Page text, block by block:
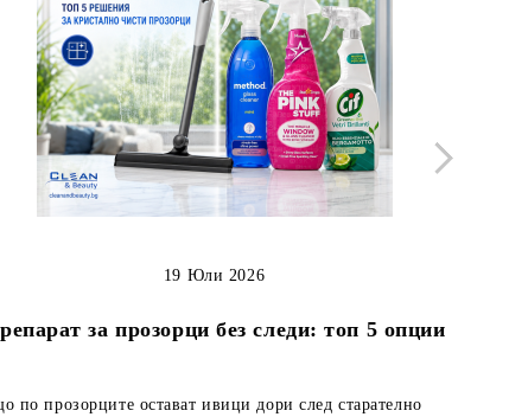
за прозорци без следи: топ 5 опции
19 Юли 2026
по прозорците остават ивици дори след старателно